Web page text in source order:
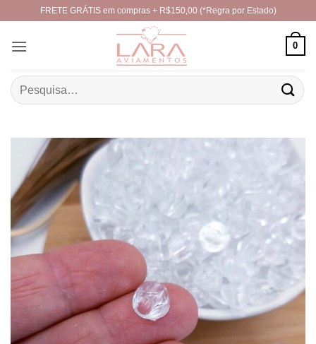
content
FRETE GRÁTIS em compras + R$150,00 (*Regra por Estado)
0
Pesquisar
por: